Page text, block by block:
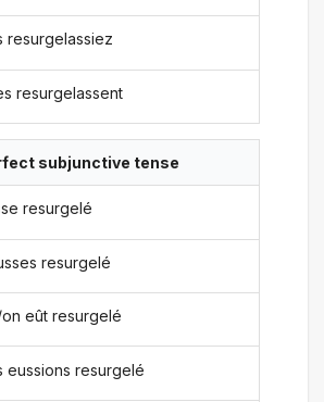
resurgelassiez
resurgelassent
subjunctive tense
resurgelé
resurgelé
eût resurgelé
eussions resurgelé